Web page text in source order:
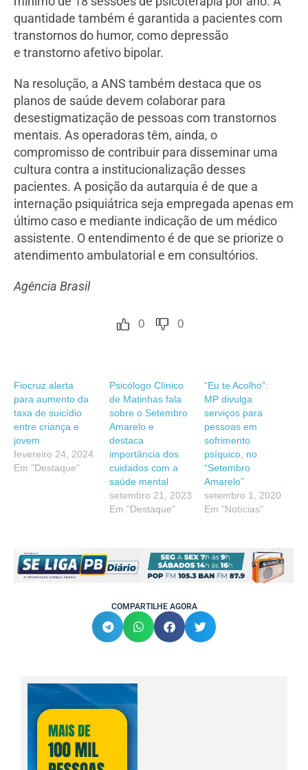
quantidade também é garantida a pacientes com
transtornos do humor, como depressão
e transtorno afetivo bipolar.
Na resolução, a ANS também destaca que os
planos de saúde devem colaborar para
desestigmatização de pessoas com transtornos
mentais. As operadoras têm, ainda, o
compromisso de contribuir para disseminar uma
cultura contra a institucionalização desses
pacientes. A posição da autarquia é de que a
internação psiquiátrica seja empregada apenas em
último caso e mediante indicação de um médico
assistente. O entendimento é de que se priorize o
atendimento ambulatorial e em consultórios.
Agência Brasil
0 0
Fiocruz alerta
para aumento da
taxa de suicídio
entre criança e
jovem
fevereiro 24, 2024
Em "Destaque"
Psicólogo Clínico
de Matinhas fala
sobre o Setembro
Amarelo e
destaca
importância dos
cuidados com a
saúde mental
setembro 21, 2023
Em "Destaque"
“Eu te Acolho”:
MP divulga
serviços para
pessoas em
sofrimento
psíquico, no
“Setembro
Amarelo”
setembro 1, 2020
Em "Notícias"
COMPARTILHE AGORA